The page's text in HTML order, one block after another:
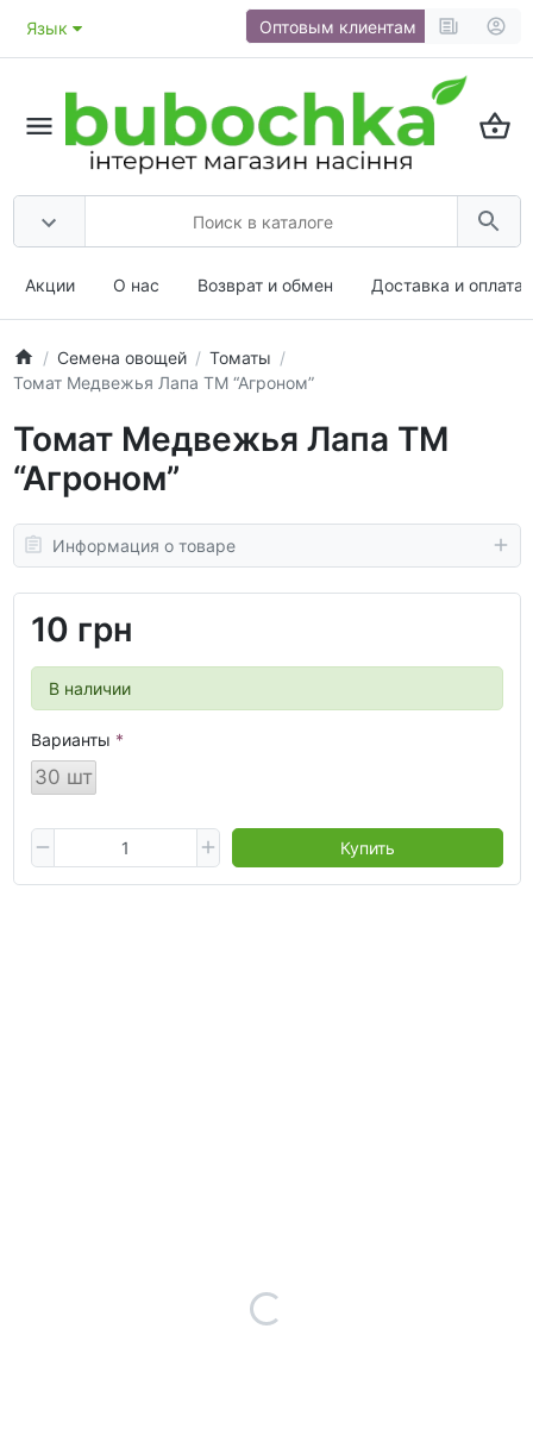
Язык Оптовым клиентам
Акции О нас Возврат и обмен Доставка и оплата
Семена овощей
Томаты
Томат Медвежья Лапа ТМ “Агроном”
Томат Медвежья Лапа ТМ
“Агроном”
Информация о товаре
10 грн
В наличии
Варианты
30 шт
Купить